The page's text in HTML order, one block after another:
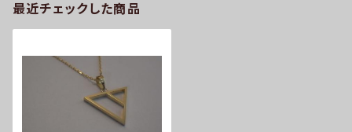
最近チェックした商品